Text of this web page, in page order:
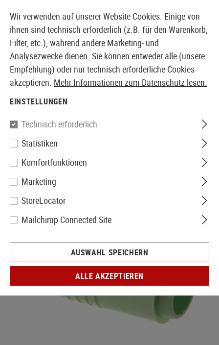
EUROPÄISCHER AIRSOFT SHOP & GROßHÄNDLER
Maple Leaf
Macaron Hop Up Rubber 50° for
AEG
Wir verwenden auf unserer Website Cookies. Einige von
ihnen sind technisch erforderlich (z.B. für den Warenkorb,
Filter, etc.), während andere Marketing- und
Analysezwecke dienen. Sie können entweder alle (unsere
Empfehlung) oder nur technisch erforderliche Cookies
akzeptieren. Mehr Informationen zum Datenschutz lesen.
EINSTELLUNGEN
Technisch erforderlich
Statistiken
Komfortfunktionen
Marketing
StoreLocator
Mailchimp Connected Site
AUSWAHL SPEICHERN
ALLE AKZEPTIEREN